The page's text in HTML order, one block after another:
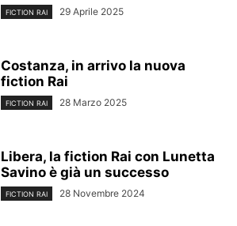
FICTION RAI 29 Aprile 2025
Costanza, in arrivo la nuova
fiction Rai
FICTION RAI 28 Marzo 2025
Libera, la fiction Rai con Lunetta
Savino è già un successo
FICTION RAI 28 Novembre 2024